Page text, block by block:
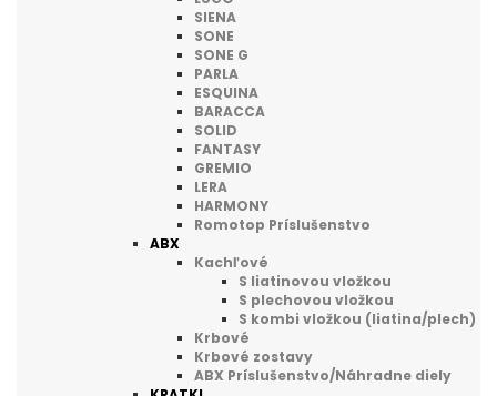
SIENA
SONE
SONE G
PARLA
ESQUINA
BARACCA
SOLID
FANTASY
GREMIO
LERA
HARMONY
Romotop Príslušenstvo
ABX
Kachľové
S liatinovou vložkou
S plechovou vložkou
S kombi vložkou (liatina/plech)
Krbové
Krbové zostavy
ABX Príslušenstvo/Náhradne diely